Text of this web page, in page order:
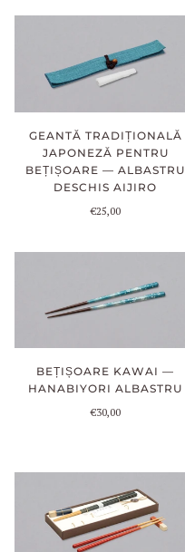
GEANTĂ TRADIȚIONALĂ
JAPONEZĂ PENTRU
BEȚIȘOARE — ALBASTRU
DESCHIS AIJIRO
€25,00
BEȚIȘOARE KAWAI —
HANABIYORI ALBASTRU
€30,00